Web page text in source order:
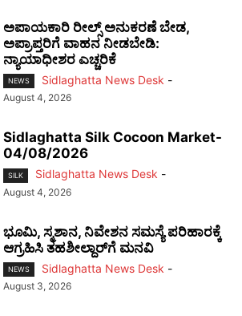
ಅಪಾಯಕಾರಿ ರೀಲ್ಸ್ ಅನುಕರಣೆ ಬೇಡ,
ಅಪ್ರಾಪ್ತರಿಗೆ ವಾಹನ ನೀಡಬೇಡಿ:
ನ್ಯಾಯಾಧೀಶರ ಎಚ್ಚರಿಕೆ
NEWS Sidlaghatta News Desk -
August 4, 2026
Sidlaghatta Silk Cocoon Market-
04/08/2026
SILK Sidlaghatta News Desk -
August 4, 2026
ಭೂಮಿ, ಸ್ಮಶಾನ, ನಿವೇಶನ ಸಮಸ್ಯೆ ಪರಿಹಾರಕ್ಕೆ
ಆಗ್ರಹಿಸಿ ತಹಶೀಲ್ದಾರ್‌ಗೆ ಮನವಿ
NEWS Sidlaghatta News Desk -
August 3, 2026